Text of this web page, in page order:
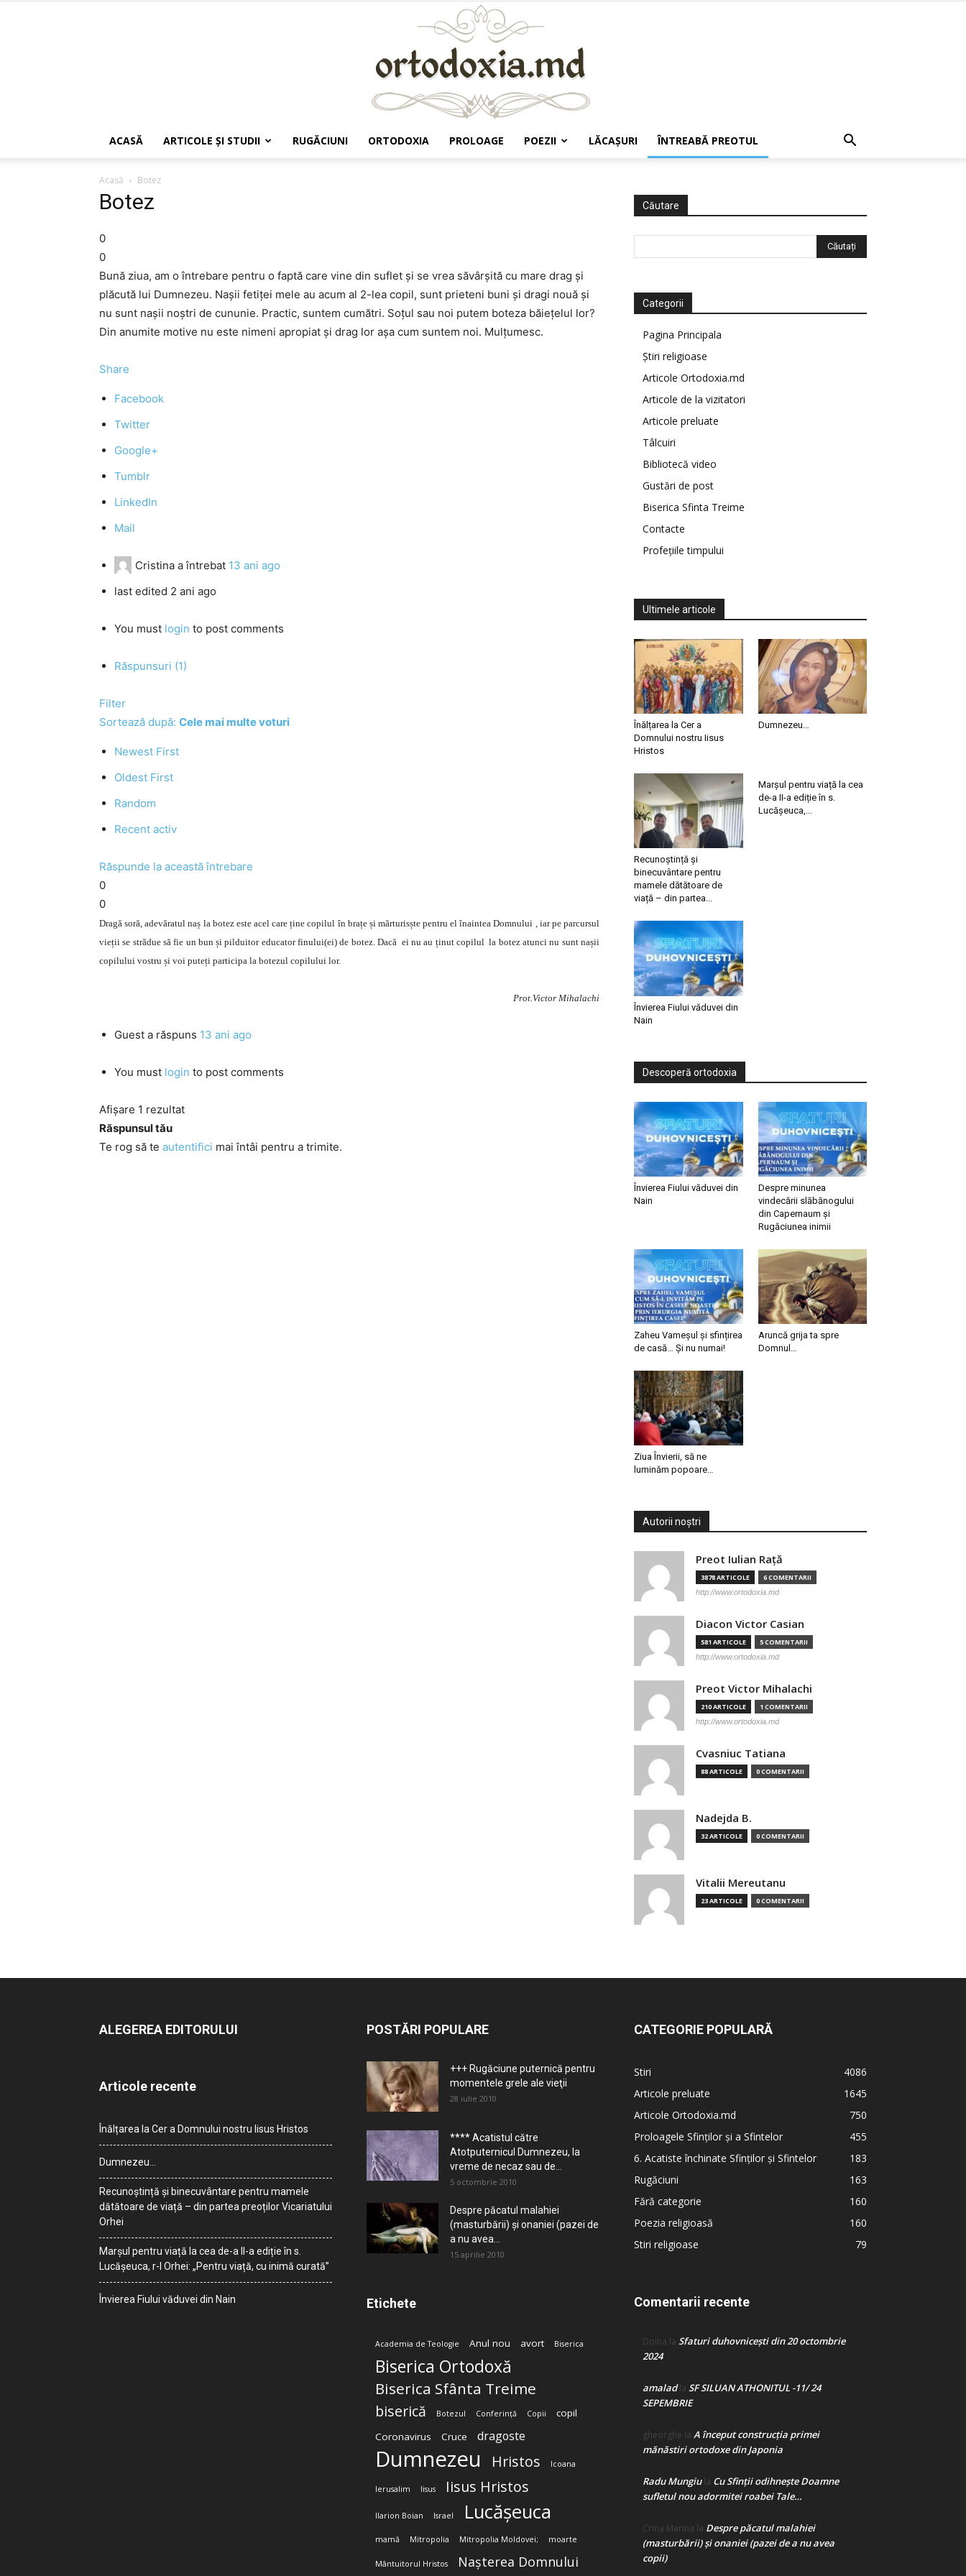
ACASĂ ARTICOLE ŞI STUDII RUGĂCIUNI ORTODOXIA PROLOAGE POEZII LĂCAŞURI ÎNTREABĂ PREOTUL
Acasă Botez
Botez
0
0
Bună ziua, am o întrebare pentru o faptă care vine din suflet și se vrea săvârșită cu mare drag și
plăcută lui Dumnezeu. Nașii fetiței mele au acum al 2-lea copil, sunt prieteni buni și dragi nouă și
nu sunt nașii noștri de cununie. Practic, suntem cumătri. Soțul sau noi putem boteza băiețelul lor?
Din anumite motive nu este nimeni apropiat și drag lor așa cum suntem noi. Mulțumesc.
Share
Facebook
Twitter
Google+
Tumblr
LinkedIn
Mail
Cristina a întrebat 13 ani ago
last edited 2 ani ago
You must login to post comments
Răspunsuri (1)
Filter
Sortează după: Cele mai multe voturi
Newest First
Oldest First
Random
Recent activ
Răspunde la această întrebare
0
0
Dragă soră, adevăratul naș la botez este acel care ține copilul în brațe și mărturisște pentru el înaintea Domnului , iar pe parcursul
vieții se strădue să fie un bun și pilduitor educator finului(ei) de botez. Dacă ei nu au ținut copilul la botez atunci nu sunt nașii
copilului vostru și voi puteți participa la botezul copilului lor.
Prot.Victor Mihalachi
Guest a răspuns 13 ani ago
You must login to post comments
Afișare 1 rezultat
Răspunsul tău
Te rog să te autentifici mai întâi pentru a trimite.
Căutare
Categorii
Pagina Principala
Știri religioase
Articole Ortodoxia.md
Articole de la vizitatori
Articole preluate
Tâlcuiri
Bibliotecă video
Gustări de post
Biserica Sfinta Treime
Contacte
Profețiile timpului
Ultimele articole
Înălțarea la Cer a
Domnului nostru Iisus
Hristos
Dumnezeu…
Recunoștință și
binecuvântare pentru
mamele dătătoare de
viață – din partea...
Marșul pentru viață la cea
de-a II-a ediție în s.
Lucășeuca,...
Învierea Fiului văduvei din
Nain
Descoperă ortodoxia
Învierea Fiului văduvei din
Nain
Despre minunea
vindecării slăbănogului
din Capernaum și
Rugăciunea inimii
Zaheu Vameșul și sfințirea
de casă… Și nu numai!
Aruncă grija ta spre
Domnul…
Ziua Învierii, să ne
luminăm popoare…
Autorii noștri
Preot Iulian Raţă
3878 ARTICOLE 6 COMENTARII
http://www.ortodoxia.md
Diacon Victor Casian
581 ARTICOLE 5 COMENTARII
http://www.ortodoxia.md
Preot Victor Mihalachi
210 ARTICOLE 1 COMENTARII
http://www.ortodoxia.md
Cvasniuc Tatiana
88 ARTICOLE 0 COMENTARII
Nadejda B.
32 ARTICOLE 0 COMENTARII
Vitalii Mereutanu
23 ARTICOLE 0 COMENTARII
ALEGEREA EDITORULUI
Articole recente
Înălțarea la Cer a Domnului nostru Iisus Hristos
Dumnezeu…
Recunoștință și binecuvântare pentru mamele
dătătoare de viață – din partea preoților Vicariatului
Orhei
Marșul pentru viață la cea de-a II-a ediție în s.
Lucășeuca, r-l Orhei: „Pentru viață, cu inimă curată”
Învierea Fiului văduvei din Nain
POSTĂRI POPULARE
+++ Rugăciune puternică pentru
momentele grele ale vieţii
28 iulie 2010
**** Acatistul către
Atotputernicul Dumnezeu, la
vreme de necaz sau de...
5 octombrie 2010
Despre păcatul malahiei
(masturbării) şi onaniei (pazei de
a nu avea...
15 aprilie 2010
Etichete
Academia de Teologie Anul nou avort Biserica
Biserica Ortodoxă
Biserica Sfânta Treime
biserică Botezul Conferință Copii
copil
Coronavirus
Cruce dragoste
Dumnezeu Hristos Icoana
Ierusalim Iisus Iisus Hristos
Ilarion Boian Israel Lucășeuca
mamă Mitropolia Mitropolia Moldovei; moarte
Mântuitorul Hristos Nașterea Domnului
CATEGORIE POPULARĂ
Stiri
4086
Articole preluate
1645
Articole Ortodoxia.md
750
Proloagele Sfinților și a Sfintelor
455
6. Acatiste închinate Sfinților și Sfintelor
183
Rugăciuni
163
Fără categorie
160
Poezia religioasă
160
Stiri religioase
79
Comentarii recente
Doina la Sfaturi duhovnicești din 20 octombrie
2024
amaladla SF SILUAN ATHONITUL -11/ 24
SEPEMBRIE
gheorghe la A început construcţia primei
mănăstiri ortodoxe din Japonia
Radu Mungiula Cu Sfinții odihnește Doamne
sufletul nou adormitei roabei Tale…
Crina Marina la Despre păcatul malahiei
(masturbării) şi onaniei (pazei de a nu avea
copii)